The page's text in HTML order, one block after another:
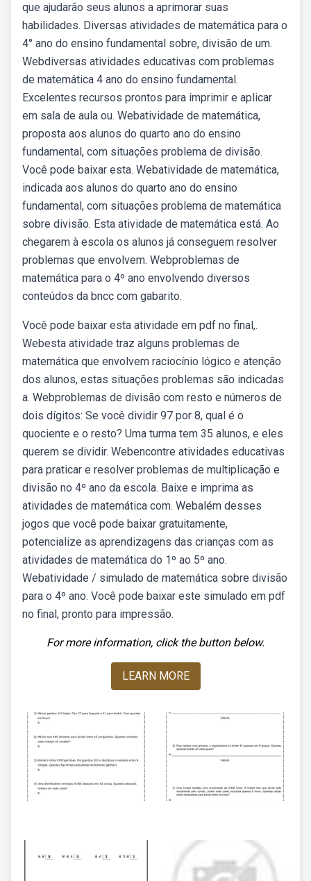
que ajudarão seus alunos a aprimorar suas
habilidades. Diversas atividades de matemática para o
4° ano do ensino fundamental sobre, divisão de um.
Webdiversas atividades educativas com problemas
de matemática 4 ano do ensino fundamental.
Excelentes recursos prontos para imprimir e aplicar
em sala de aula ou. Webatividade de matemática,
proposta aos alunos do quarto ano do ensino
fundamental, com situações problema de divisão.
Você pode baixar esta. Webatividade de matemática,
indicada aos alunos do quarto ano do ensino
fundamental, com situações problema de matemática
sobre divisão. Esta atividade de matemática está. Ao
chegarem à escola os alunos já conseguem resolver
problemas que envolvem. Webproblemas de
matemática para o 4º ano envolvendo diversos
conteúdos da bncc com gabarito.
Você pode baixar esta atividade em pdf no final,.
Webesta atividade traz alguns problemas de
matemática que envolvem raciocínio lógico e atenção
dos alunos, estas situações problemas são indicadas
a. Webproblemas de divisão com resto e números de
dois dígitos: Se você dividir 97 por 8, qual é o
quociente e o resto? Uma turma tem 35 alunos, e eles
querem se dividir. Webencontre atividades educativas
para praticar e resolver problemas de multiplicação e
divisão no 4º ano da escola. Baixe e imprima as
atividades de matemática com. Webalém desses
jogos que você pode baixar gratuitamente,
potencialize as aprendizagens das crianças com as
atividades de matemática do 1º ao 5º ano.
Webatividade / simulado de matemática sobre divisão
para o 4º ano. Você pode baixar este simulado em pdf
no final, pronto para impressão.
For more information, click the button below.
LEARN MORE